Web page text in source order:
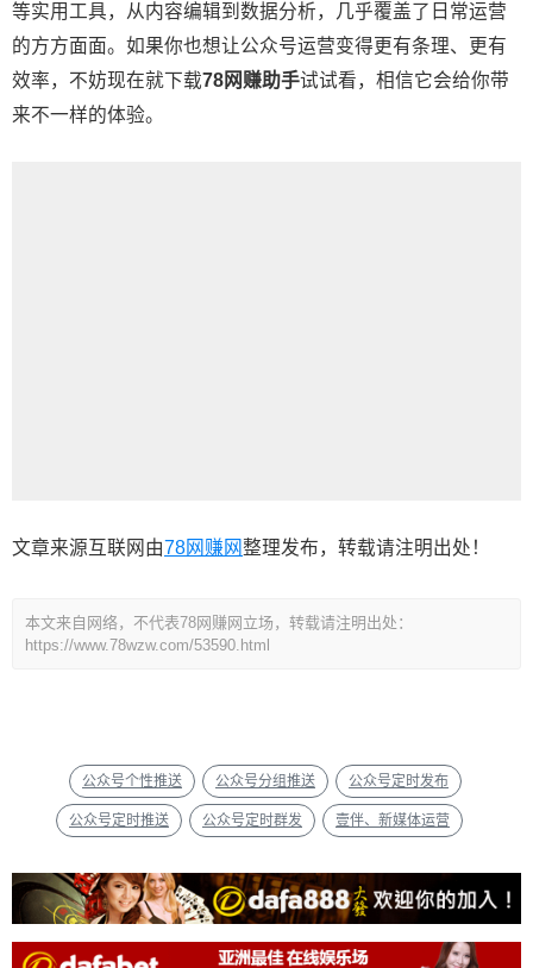
等实用工具，从内容编辑到数据分析，几乎覆盖了日常运营
的方方面面。如果你也想让公众号运营变得更有条理、更有
效率，不妨现在就下载78网赚助手试试看，相信它会给你带
来不一样的体验。
文章来源互联网由78网赚网整理发布，转载请注明出处！
本文来自网络，不代表78网赚网立场，转载请注明出处：
https://www.78wzw.com/53590.html
公众号个性推送 公众号分组推送 公众号定时发布
公众号定时推送 公众号定时群发 壹伴、新媒体运营